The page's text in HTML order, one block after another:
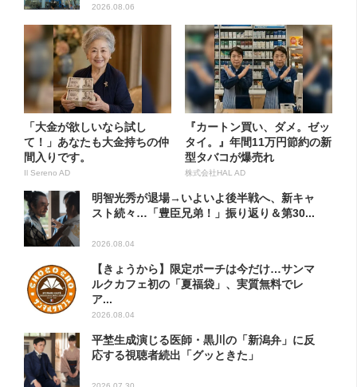
2026.08.06
「大金が欲しいなら試し
て！」あなたも大金持ちの仲
間入りです。
Il Sereno AD
『カートン買い、ダメ。ゼッ
タイ。』年間11万円節約の新
型タバコが爆売れ
株式会社HAL AD
明智光秀が退場→いよいよ後半戦へ、新キャ
スト続々…「豊臣兄弟！」振り返り＆第30...
2026.08.04
【きょうから】限定ポーチは今だけ…サンマ
ルクカフェ初の「夏福袋」、実質無料でレ
ア...
2026.08.04
平埜生成演じる医師・黒川の「新潟弁」に反
応する視聴者続出「グッときた」